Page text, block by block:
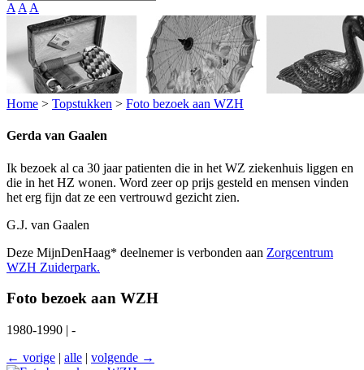
A A A
Home > Topstukken > Foto bezoek aan WZH
Gerda van Gaalen
Ik bezoek al ca 30 jaar patienten die in het WZ ziekenhuis liggen en
die in het HZ wonen. Word zeer op prijs gesteld en mensen vinden
het erg fijn dat ze een vertrouwd gezicht zien.
G.J. van Gaalen
Deze MijnDenHaag* deelnemer is verbonden aan Zorgcentrum
WZH Zuiderpark.
Foto bezoek aan WZH
1980-1990 | -
← vorige | alle | volgende →